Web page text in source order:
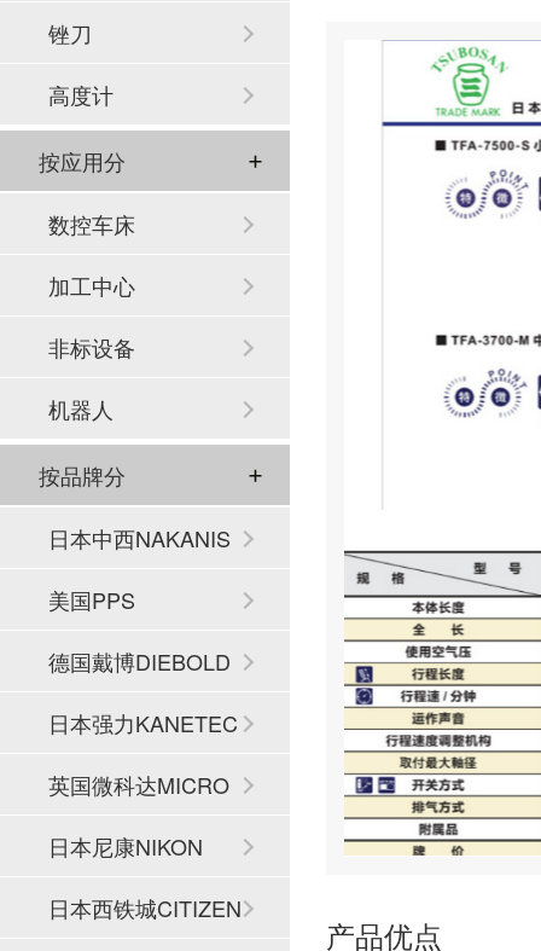
产品优点
锉刀
高度计
按应用分
数控车床
加工中心
非标设备
机器人
按品牌分
日本中西NAKANIS
HI
美国PPS
德国戴博DIEBOLD
日本强力KANETEC
英国微科达MICRO
SET
日本尼康NIKON
日本西铁城CITIZEN